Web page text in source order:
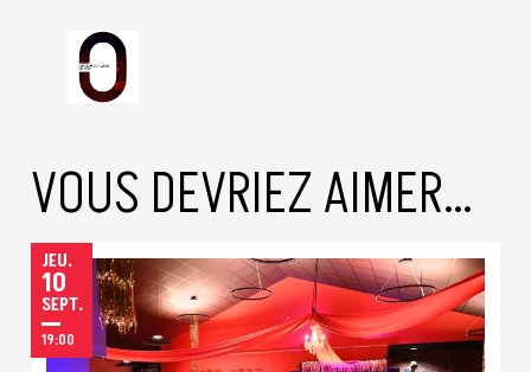
VOUS DEVRIEZ AIMER…
JEUDI
JEU.
10
SEPTEMBRE
SEPT.
19:00